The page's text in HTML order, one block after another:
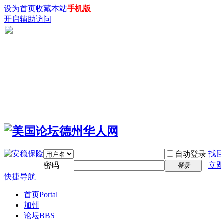
设为首页收藏本站手机版
开启辅助访问
自动登录 找
密码
登录
立
快捷导航
首页Portal
加州
论坛BBS